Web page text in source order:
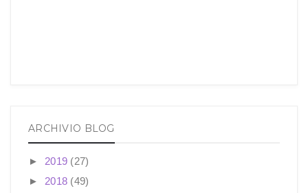
ARCHIVIO BLOG
► 2019 (27)
► 2018 (49)